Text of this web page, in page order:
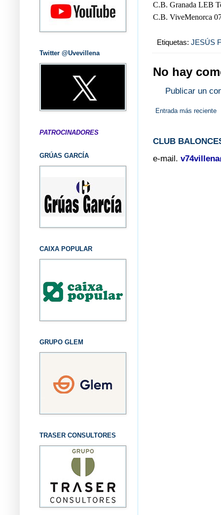
C.B. Granada LEB
C.B. ViveMenorca
Etiquetas: JESÚS
No hay
Publicar un
Entrada más reciente
CLUB
e-mail.
Twitter @Uvevillena
PATROCINADORES
GRÚAS GARCÍA
CAIXA POPULAR
GRUPO GLEM
TRASER CONSULTORES